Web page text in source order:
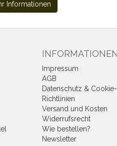
Informationen
INFORMATIONEN
Impressum
AGB
Datenschutz & Cookie-
Richtlinien
Versand und Kosten
Widerrufsrecht
Wie bestellen?
Newsletter